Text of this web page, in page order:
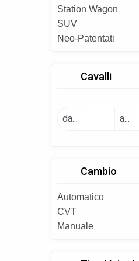
Station Wagon
SUV
Neo-Patentati
Cavalli
da... a...
Cambio
Automatico
CVT
Manuale